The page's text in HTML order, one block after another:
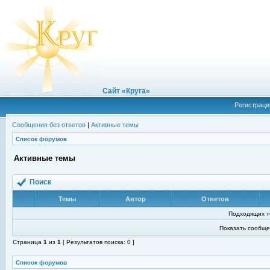
Сайт «Круга»
Сообщения без ответов | Активные темы
Список форумов
Активные темы
Поиск
Темы Автор Ответов
Подходящих
Показать
Страница 1 из 1 [ Результатов поиска: 0 ]
Список форумов